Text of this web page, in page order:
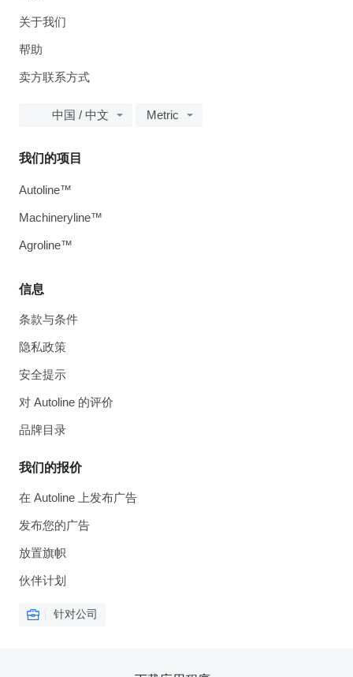
关于我们
帮助
卖方联系方式
中国 / 中文 Metric
信息
条款与条件
隐私政策
安全提示
对 Autoline 的评价
品牌目录
我们的报价
在 Autoline 上发布广告
发布您的广告
放置旗帜
伙伴计划
针对公司
我们的项目
Autoline™
Machineryline™
Agroline™